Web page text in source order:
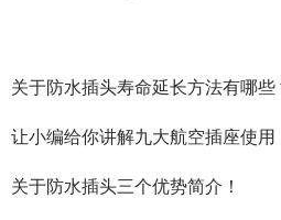
关于防水插头寿命延长方法有哪些
​让小编给你讲解九大航空插座使用
关于防水插头三个优势简介！